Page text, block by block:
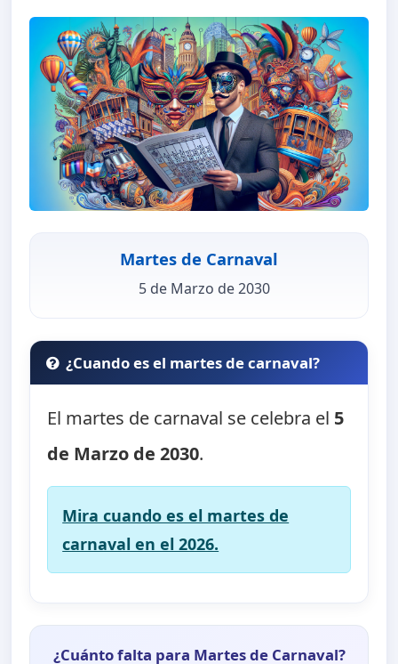
Martes de Carnaval
5 de Marzo de 2030
¿Cuando es el martes de carnaval?
El martes de carnaval se celebra el 5
de Marzo de 2030.
Mira cuando es el martes de
carnaval en el 2026.
¿Cuánto falta para Martes de Carnaval?